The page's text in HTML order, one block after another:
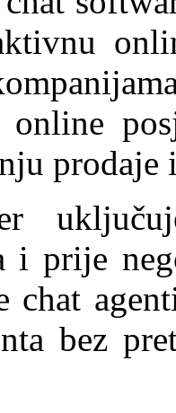
online
i prije
chat
bez